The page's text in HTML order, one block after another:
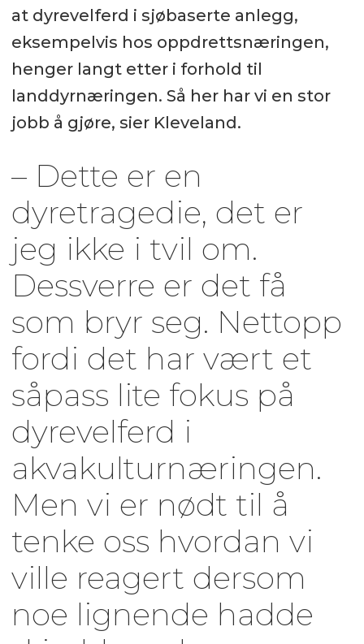
at dyrevelferd i sjøbaserte anlegg,
eksempelvis hos oppdrettsnæringen,
henger langt etter i forhold til
landdyrnæringen. Så her har vi en stor
jobb å gjøre, sier Kleveland.
– Dette er en
dyretragedie, det er
jeg ikke i tvil om.
Dessverre er det få
som bryr seg. Nettopp
fordi det har vært et
såpass lite fokus på
dyrevelferd i
akvakulturnæringen.
Men vi er nødt til å
tenke oss hvordan vi
ville reagert dersom
noe lignende hadde